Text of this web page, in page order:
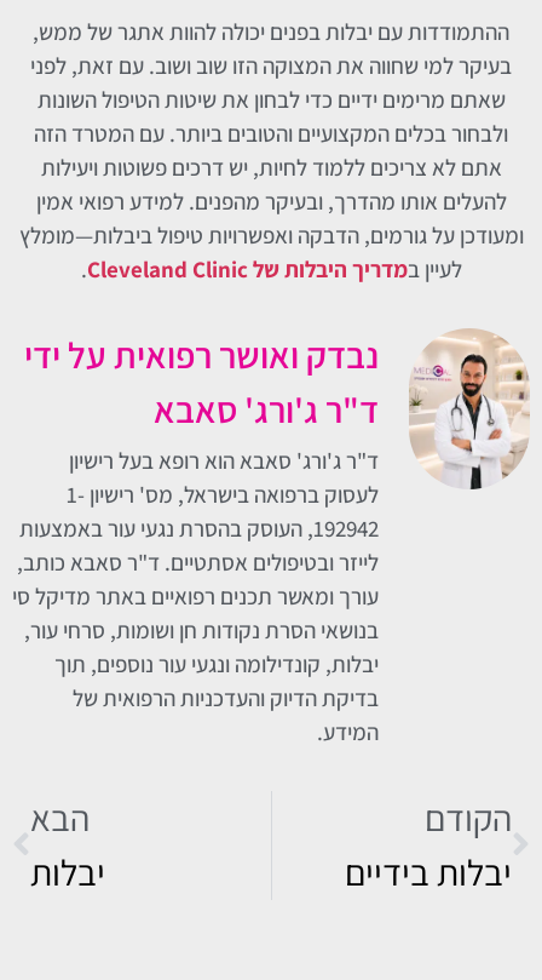
ההתמודדות עם יבלות בפנים יכולה להוות אתגר של ממש,
בעיקר למי שחווה את המצוקה הזו שוב ושוב. עם זאת, לפני
שאתם מרימים ידיים כדי לבחון את שיטות הטיפול השונות
ולבחור בכלים המקצועיים והטובים ביותר. עם המטרד הזה
אתם לא צריכים ללמוד לחיות, יש דרכים פשוטות ויעילות
להעלים אותו מהדרך, ובעיקר מהפנים. למידע רפואי אמין
ומעודכן על גורמים, הדבקה ואפשרויות טיפול ביבלות—מומלץ
לעיין במדריך היבלות של Cleveland Clinic .
נבדק ואושר רפואית על ידי
ד"ר ג'ורג' סאבא
ד"ר ג'ורג' סאבא הוא רופא בעל רישיון
לעסוק ברפואה בישראל, מס' רישיון 1-
192942, העוסק בהסרת נגעי עור באמצעות
לייזר ובטיפולים אסתטיים. ד"ר סאבא כותב,
עורך ומאשר תכנים רפואיים באתר מדיקל סי
בנושאי הסרת נקודות חן ושומות, סרחי עור,
יבלות, קונדילומה ונגעי עור נוספים, תוך
בדיקת הדיוק והעדכניות הרפואית של
המידע.
הקודם
יבלות בידיים
הבא
יבלות